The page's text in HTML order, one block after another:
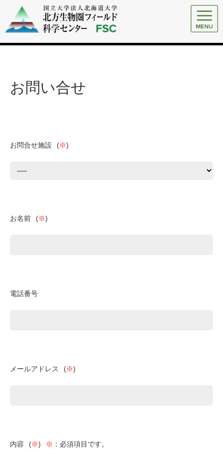
お問い合せ
お問合せ施設 (※)
お名前 (※)
電話番号
メールアドレス (※)
内容 (※) ※ ：必須項目です。